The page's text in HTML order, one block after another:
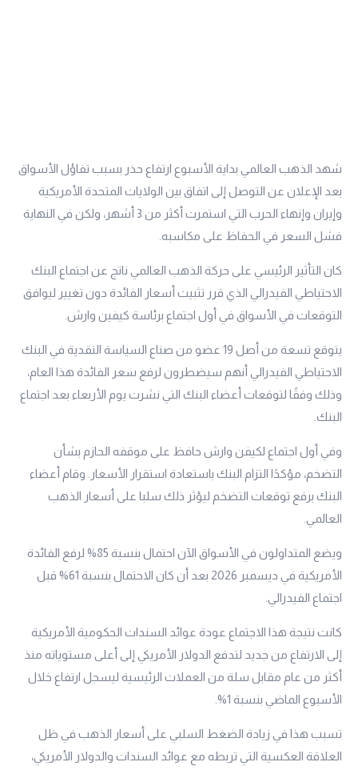
شهد الذهب العالمي بداية الأسبوع ارتفاع حذر بسبب تفاؤل الأسواق
بعد الإعلان عن التوصل إلى اتفاق بين الولايات المتحدة الأمريكية
وإيران وإنهاء الحرب التي استمرت أكثر من 3 أشهر، ولكن في النهاية
فشل السعر في الحفاظ على مكاسبه.
كان التأثير الرئيسي على حركة الذهب العالمي ناتج عن اجتماع البنك
الاحتياطي الفيدرالي الذي قرر تثبيت أسعار الفائدة دون تغيير ليوافق
التوقعات في الأسواق في أول اجتماع برئاسة كيفين وارش.
يتوقع تسعة من أصل 19 عضو من صناع السياسة النقدية في البنك
الاحتياطي الفيدرالي أنهم سيضطرون لرفع سعر الفائدة هذا العام،
وذلك وفقًا لتوقعات أعضاء البنك التي نشرت يوم الأربعاء بعد اجتماع
البنك.
وفي أول اجتماع لكيفن وارش حافظ على موقفه الحازم بشأن
التضخم، مؤكدًا التزام البنك باستعادة استقرار الأسعار. وقام أعضاء
البنك برفع توقعات التضخم ليؤثر ذلك سلبا على أسعار الذهب
العالمي.
ويضع المتداولون في الأسواق الآن احتمال بنسبة 85% لرفع الفائدة
الأمريكية في ديسمبر 2026 بعد أن كان الاحتمال بنسبة 61% قبل
اجتماع الفيدرالي.
كانت نتيجة هذا الاجتماع عودة عوائد السندات الحكومية الأمريكية
إلى الارتفاع من جديد لتدفع الدولار الأمريكي إلى أعلى مستوياته منذ
أكثر من عام مقابل سلة من العملات الرئيسية ليسجل ارتفاع خلال
الأسبوع الماضي بنسبة 1%.
تسبب هذا في زيادة الضغط السلبي على أسعار الذهب في ظل
العلاقة العكسية التي تربطه مع عوائد السندات والدولار الأمريكي،